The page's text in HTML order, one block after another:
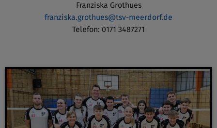
Franziska Grothues
franziska.grothues@tsv-meerdorf.de
Telefon: 0171 3487271